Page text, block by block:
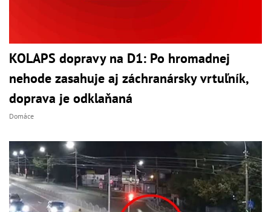
KOLAPS dopravy na D1: Po hromadnej
nehode zasahuje aj záchranársky vrtuľník,
doprava je odklaňaná
Domáce